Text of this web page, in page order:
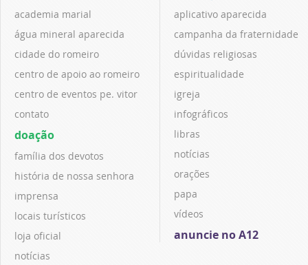
academia marial
água mineral aparecida
cidade do romeiro
centro de apoio ao romeiro
centro de eventos pe. vitor
contato
doação
família dos devotos
história de nossa senhora
imprensa
locais turísticos
loja oficial
notícias
aplicativo aparecida
campanha da fraternidade
dúvidas religiosas
espiritualidade
igreja
infográficos
libras
notícias
orações
papa
vídeos
anuncie no A12